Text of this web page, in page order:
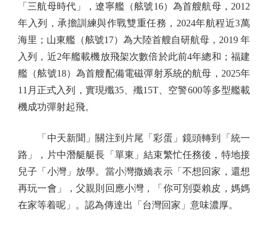
「三航母時代」，遼寧艦（舷號16）為首艘航母，2012
年入列，承擔訓練與作戰雙重任務，2024年航程近3萬
海里；山東艦（舷號17）為大陸首艘自研航母，2019 年
入列，近2年艦載機放飛架次數倍於此前4年總和；福建
艦（舷號18）為首艘配備電磁彈射系統的航母，2025年
11月正式入列，實現殲35、殲15T、空警600等多型艦載
機成功彈射起飛。
「中天新聞」關注到片尾「彩蛋」鏡頭轉到「統一
路」，片中潛艇艇長「單東」結束繁忙任務後，特地接
兒子「小灣」放學。當小灣撒嬌表示「不想回家，還想
再玩一會」，父親則回應小灣，「你可別耍賴皮，媽媽
在家等着呢」。認為傳達出「台灣回家」意味濃厚。